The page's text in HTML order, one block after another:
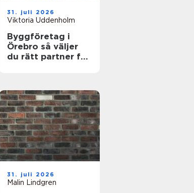
31. juli 2026
Viktoria Uddenholm
Byggföretag i
Örebro så väljer
du rätt partner för
31. juli 2026
Malin Lindgren